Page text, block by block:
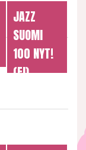
JAZZ
SUOMI
100 NYT!
(FI)